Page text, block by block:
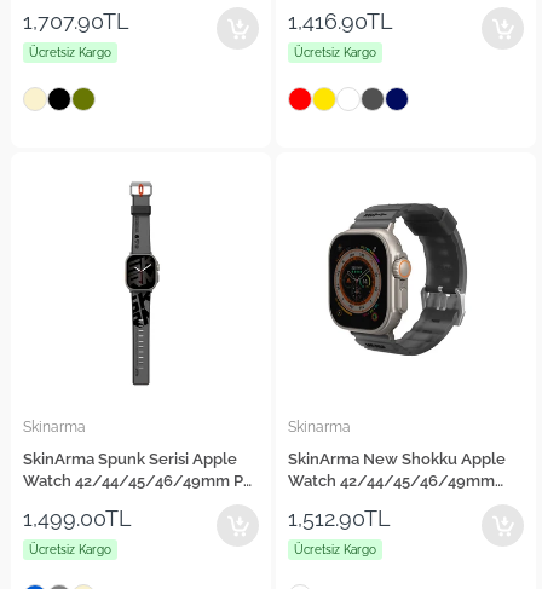
1,707.90TL
Ücretsiz Kargo
Kordon
1,416.90TL
Ücretsiz Kargo
Skinarma
SkinArma Spunk Serisi Apple
Watch 42/44/45/46/49mm PU
1,499.00TL
Ücretsiz Kargo
Skinarma
SkinArma New Shokku Apple
Watch 42/44/45/46/49mm
1,512.90TL
Ücretsiz Kargo